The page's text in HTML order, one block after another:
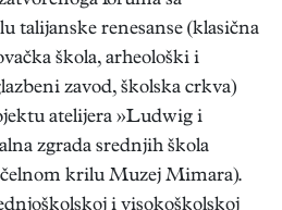
talijanske renesanse (klasična
škola, arheološki i
zavod, školska crkva)
atelijera »Ludwig i
zgrada srednjih škola
krilu Muzej Mimara).